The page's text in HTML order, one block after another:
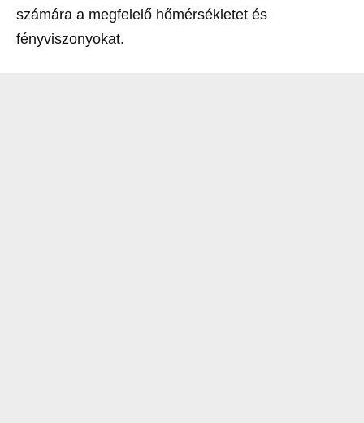
számára a megfelelő hőmérsékletet és
fényviszonyokat.